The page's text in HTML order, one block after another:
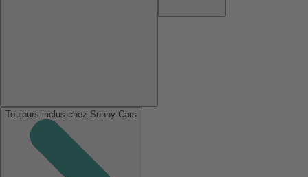
Toujours inclus chez Sunny Cars